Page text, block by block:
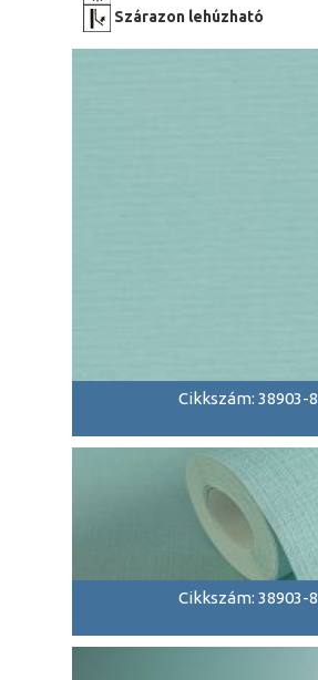
Szárazon lehúzható
Cikkszám: 38903-8
Cikkszám: 38903-8